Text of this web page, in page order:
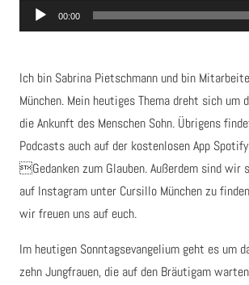
Audio-
Player
00:00
Ich bin Sabrina Pietschmann und bin
München. Mein heutiges Thema dreht sich um
die Ankunft des Menschen Sohn. Übrigens
Podcasts auch auf der kostenlosen App
Gedanken zum Glauben. Außerdem sind wir
auf Instagram unter Cursillo München zu
wir freuen uns auf euch.
Im heutigen Sonntagsevangelium geht es um
zehn Jungfrauen, die auf den Bräutigam